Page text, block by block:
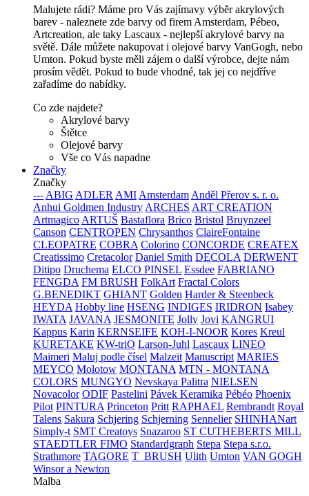
Malujete rádi? Máme pro Vás zajímavy výběr akrylových
barev - naleznete zde barvy od firem Amsterdam, Pébeo,
Artcreation, ale taky Lascaux - nejlepší akrylové barvy na
světě. Dále můžete nakupovat i olejové barvy VanGogh, nebo
Umton. Pokud byste měli zájem o další výrobce, dejte nám
prosím vědět. Pokud to bude vhodné, tak jej co nejdříve
zařadíme do nabídky.
Co zde najdete?
Akrylové barvy
Štětce
Olejové barvy
Vše co Vás napadne
Značky
Značky
--- ABIG ADLER AMI Amsterdam Anděl Přerov s. r. o.
Anhui Goldmen Industry ARCHES ART CREATION
Artmagico ARTUŠ Bastaflora Brico Bristol Bruynzeel
Canson CENTROPEN Chrysanthos ClaireFontaine
CLEOPATRE COBRA Colorino CONCORDE CREATEX
Creatissimo Cretacolor Daniel Smith DECOLA DERWENT
Ditipo Druchema ELCO PINSEL Essdee FABRIANO
FENGDA FM BRUSH FolkArt Fractal Colors
G.BENEDIKT GHIANT Golden Harder & Steenbeck
HEYDA Hobby line HSENG INDIGES IRIDRON Isabey
IWATA JAVANA JESMONITE Jolly Jovi KANGRUI
Kappus Karin KERNSEIFE KOH-I-NOOR Kores Kreul
KURETAKE KW-triO Larson-Juhl Lascaux LINEO
Maimeri Maluj podle čísel Malzeit Manuscript MARIES
MEYCO Molotow MONTANA MTN - MONTANA
COLORS MUNGYO Nevskaya Palitra NIELSEN
Novacolor ODIF Pastelini Pávek Keramika Pébéo Phoenix
Pilot PINTURA Princeton Pritt RAPHAEL Rembrandt Royal
Talens Sakura Schjering Schjerning Sennelier SHINHANart
Simply-t SMT Creatoys Snazaroo ST CUTHEBERTS MILL
STAEDTLER FIMO Standardgraph Stepa Stepa s.r.o.
Strathmore TAGORE T_BRUSH Ulith Umton VAN GOGH
Winsor a Newton
Malba